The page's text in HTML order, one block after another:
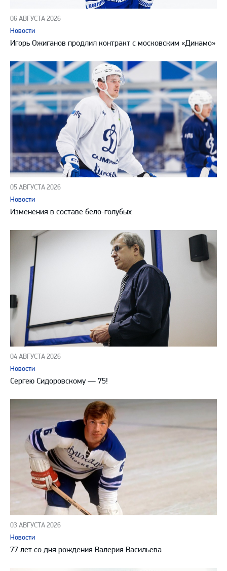
06 АВГУСТА 2026
Новости
Игорь Ожиганов продлил контракт с московским «Динамо»
05 АВГУСТА 2026
Новости
Изменения в составе бело-голубых
04 АВГУСТА 2026
Новости
Сергею Сидоровскому — 75!
03 АВГУСТА 2026
Новости
77 лет со дня рождения Валерия Васильева